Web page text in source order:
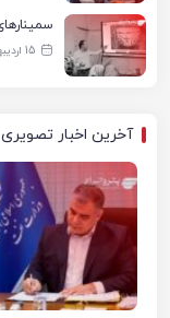
15 اردیبهشت 1404 - ۱۸:۵۳
آخرین اخبار تصویری